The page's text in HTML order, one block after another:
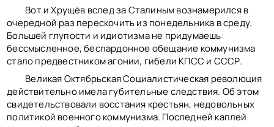
Вот и Хрущёв вслед за Сталиным вознамерился в
очередной раз перескочить из понедельника в среду.
Большей глупости и идиотизма не придумаешь:
бессмысленное, беспардонное обещание коммунизма
стало предвестником агонии, гибели КПСС и СССР.
Великая Октябрьская Социалистическая революция
действительно имела губительные следствия. Об этом
свидетельствовали восстания крестьян, недовольных
политикой военного коммунизма. Последней каплей